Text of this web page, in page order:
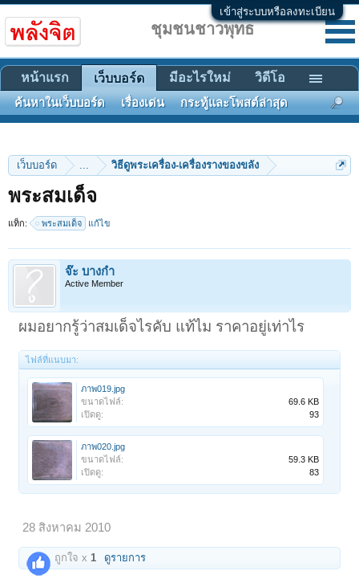
เข้าสู่ระบบหรือลงทะเบียน
เว็บบอร์ด ... วิธีดูพระเครื่อง-เครื่องรางของขลัง
พระสมเด็จ
แท็ก: พระสมเด็จ แก้ไข
จ๊ะ บางกำ
Active Member
ผมอยากรู้ว่าสมเด็จไรคับ แท้ไม ราคาอยู่เท่าไร
ไฟล์ที่แนบมา:
ภาพ019.jpg
ขนาดไฟล์:
69.6 KB
เปิดดู:
93
ภาพ020.jpg
ขนาดไฟล์:
59.3 KB
เปิดดู:
83
28 สิงหาคม 2010
ถูกใจ x1 ดูรายการ
ชุมชนชาวพุทธ
หน้าแรก เว็บบอร์ด
ค้นหาในเว็บบอร์ด เรื่องเด่น กระทู้และโพสต์ล่าสุด
มีอะไรใหม่ วิดีโอ